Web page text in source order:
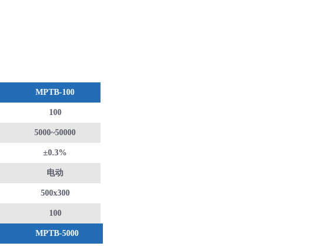
MPTB-100
100
5000~50000
±0.3%
电动
500x300
100
MPTB-5000